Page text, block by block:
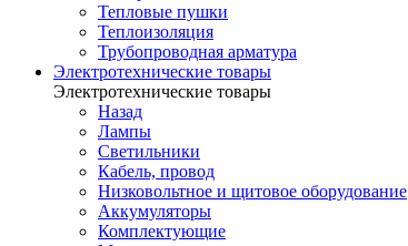
Тепловые пушки
Теплоизоляция
Трубопроводная арматура
Электротехнические товары
Электротехнические товары
Назад
Лампы
Светильники
Кабель, провод
Низковольтное и щитовое оборудование
Аккумуляторы
Комплектующие